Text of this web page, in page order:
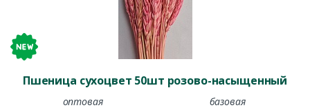
Пшеница сухоцвет 50шт розово-насыщенный
оптовая базовая